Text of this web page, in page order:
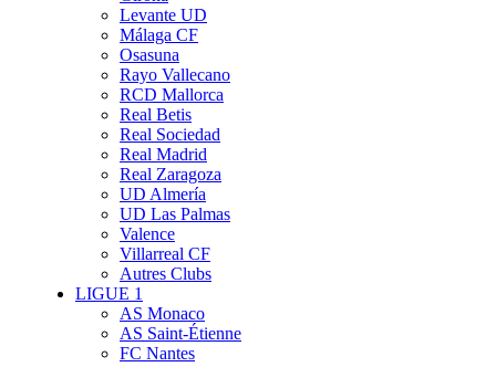
Levante UD
Málaga CF
Osasuna
Rayo Vallecano
RCD Mallorca
Real Betis
Real Sociedad
Real Madrid
Real Zaragoza
UD Almería
UD Las Palmas
Valence
Villarreal CF
Autres Clubs
LIGUE 1
AS Monaco
AS Saint-Étienne
FC Nantes